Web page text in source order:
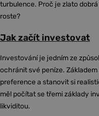
turbulence. Proč je zlato
roste?
Jak začít investovat
Investování je jedním ze
ochránit své peníze.
preference a stanovit si
měl počítat se třemi základy
likviditou.